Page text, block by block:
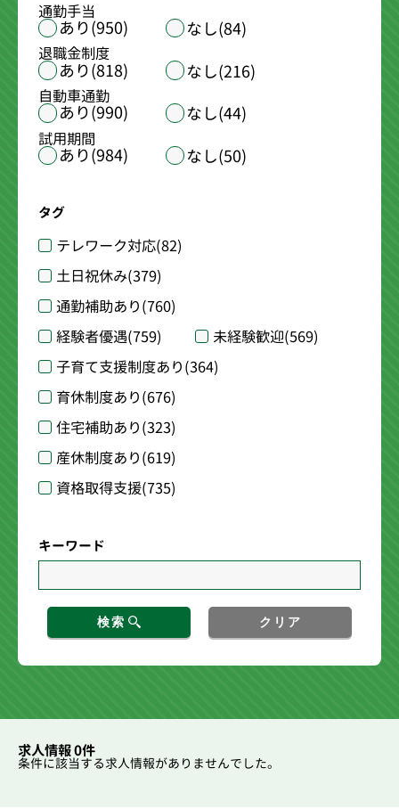
通勤手当
あり(950) なし(84)
退職金制度
あり(818) なし(216)
自動車通勤
あり(990) なし(44)
試用期間
あり(984) なし(50)
タグ
テレワーク対応(82)
土日祝休み(379)
通勤補助あり(760)
経験者優遇(759) 未経験歓迎(569)
子育て支援制度あり(364)
育休制度あり(676)
住宅補助あり(323)
産休制度あり(619)
資格取得支援(735)
キーワード
検索 クリア
求人情報 0件
条件に該当する求人情報がありませんでした。